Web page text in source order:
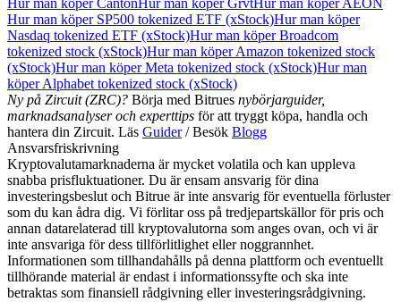
Hur man köper CantonHur man köper GrvtHur man köper AEON
Hur man köper SP500 tokenized ETF (xStock)Hur man köper
Nasdaq tokenized ETF (xStock)Hur man köper Broadcom
tokenized stock (xStock)Hur man köper Amazon tokenized stock
(xStock)Hur man köper Meta tokenized stock (xStock)Hur man
köper Alphabet tokenized stock (xStock)
Ny på Zircuit (ZRC)? Börja med Bitrues nybörjarguider,
marknadsanalyser och experttips för att tryggt köpa, handla och
hantera din Zircuit. Läs Guider/ Besök Blogg
Ansvarsfriskrivning
Kryptovalutamarknaderna är mycket volatila och kan uppleva
snabba prisfluktuationer. Du är ensam ansvarig för dina
investeringsbeslut och Bitrue är inte ansvarig för eventuella förluster
som du kan ådra dig. Vi förlitar oss på tredjepartskällor för pris och
annan datarelaterad till kryptovalutorna som anges ovan, och vi är
inte ansvariga för dess tillförlitlighet eller noggrannhet.
Informationen som tillhandahålls på denna plattform och eventuellt
tillhörande material är endast i informationssyfte och ska inte
betraktas som finansiell rådgivning eller investeringsrådgivning.